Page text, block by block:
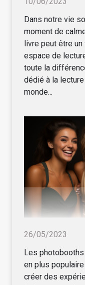
Dans notre vie
moment de
livre peut être
espace de
toute la
dédié à la
monde...
26/05/2023
Les
en plus
créer des